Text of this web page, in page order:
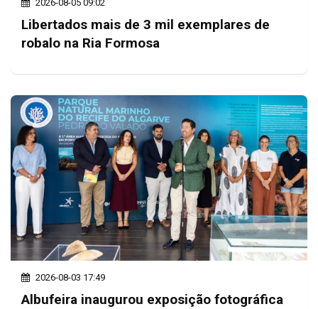
2026-08-05 09:02
Libertados mais de 3 mil exemplares de
robalo na Ria Formosa
2026-08-03 17:49
Albufeira inaugurou exposição fotográfica